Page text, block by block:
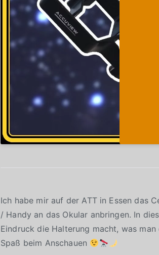
Ich habe mir auf der ATT in Essen das
/ Handy an das Okular anbringen. In
Eindruck die Halterung macht, was
Spaß beim Anschauen